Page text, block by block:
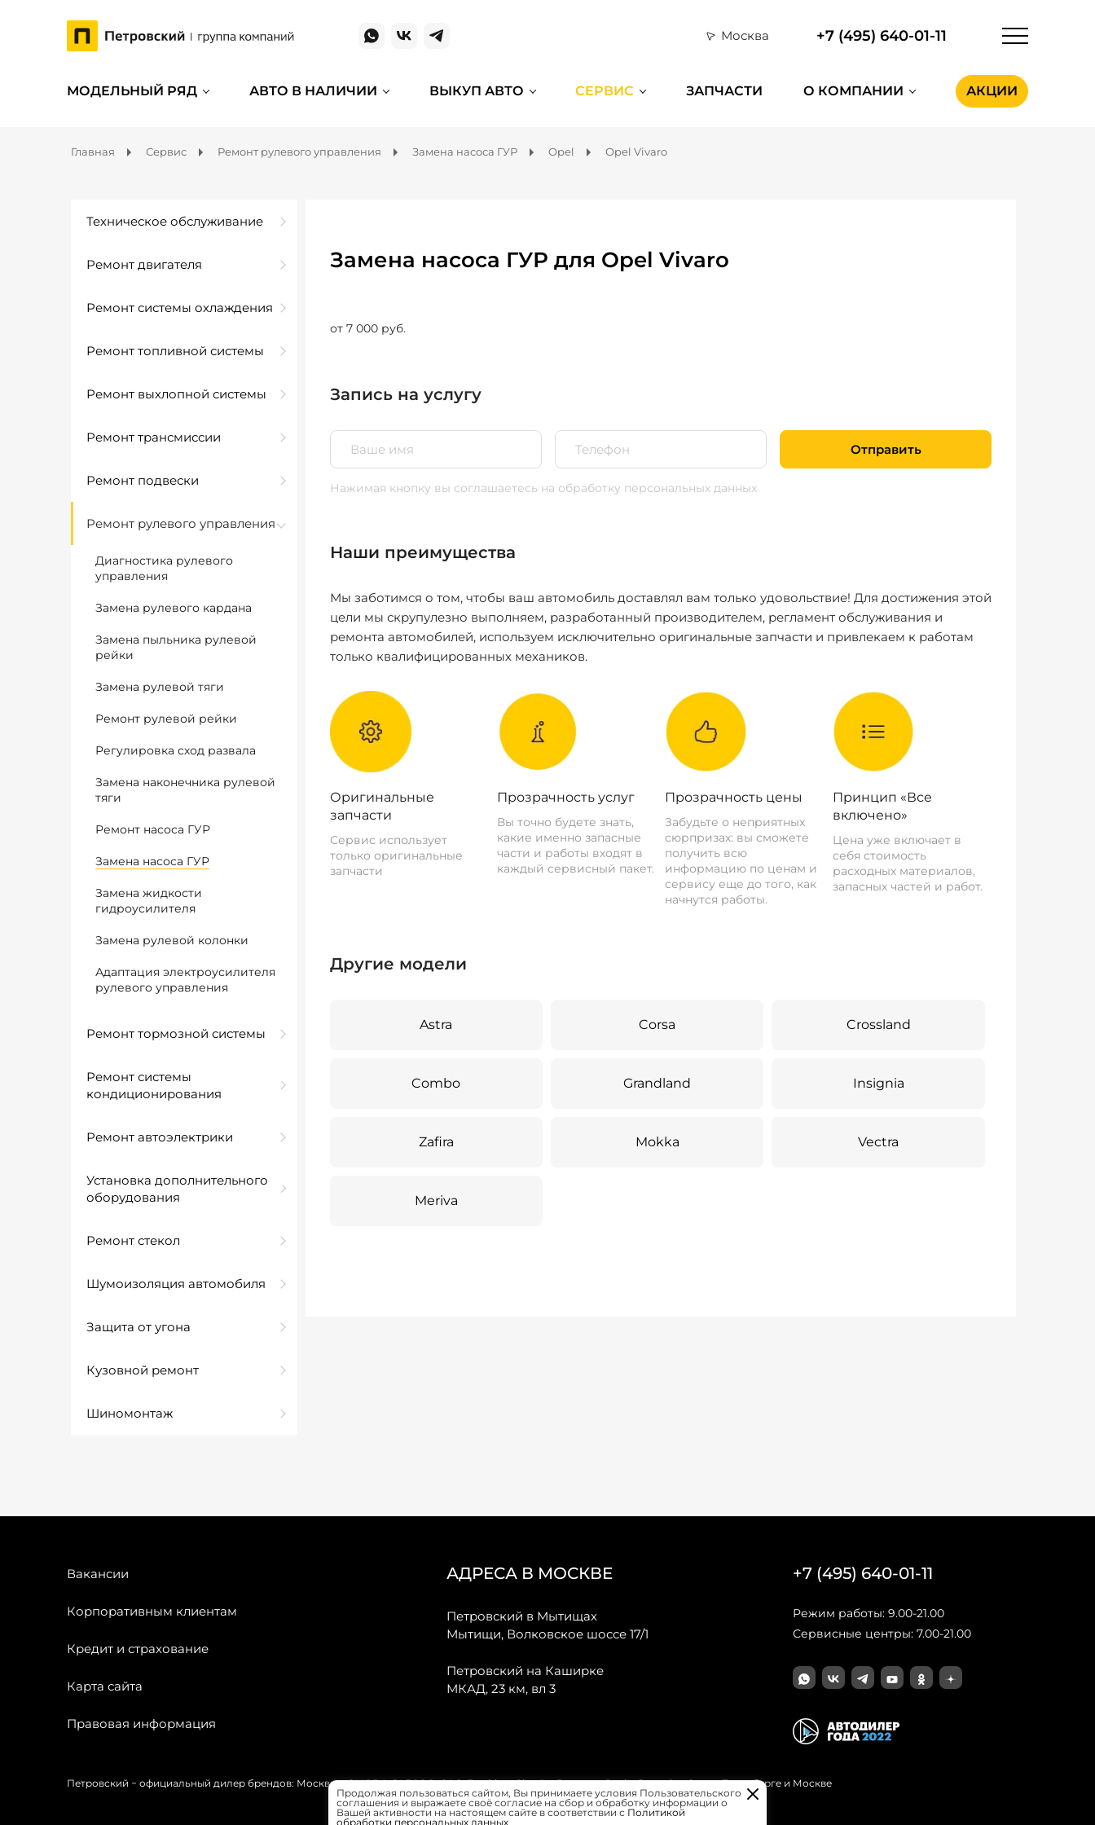
Москва +7 (495) 640-01-11
МОДЕЛЬНЫЙ РЯД АВТО В НАЛИЧИИ ВЫКУП АВТО СЕРВИС ЗАПЧАСТИ О КОМПАНИИ АКЦИИ
Главная Сервис Ремонт рулевого управления Замена насоса ГУР Opel Opel Vivaro
Техническое обслуживание
Ремонт двигателя
Ремонт системы охлаждения
Ремонт топливной системы
Ремонт выхлопной системы
Ремонт трансмиссии
Ремонт подвески
Ремонт рулевого управления
Диагностика рулевого
управления
Замена рулевого кардана
Замена пыльника рулевой
рейки
Замена рулевой тяги
Ремонт рулевой рейки
Регулировка сход развала
Замена наконечника рулевой
тяги
Ремонт насоса ГУР
Замена насоса ГУР
Замена жидкости
гидроусилителя
Замена рулевой колонки
Адаптация электроусилителя
рулевого управления
Ремонт тормозной системы
Ремонт системы
кондиционирования
Ремонт автоэлектрики
Установка дополнительного
оборудования
Ремонт стекол
Шумоизоляция автомобиля
Защита от угона
Кузовной ремонт
Шиномонтаж
Замена насоса ГУР для Opel Vivaro
от 7 000 руб.
Запись на услугу
Отправить
Нажимая кнопку вы соглашаетесь на обработку персональных данных
Наши преимущества
Мы заботимся о том, чтобы ваш автомобиль доставлял вам только удовольствие! Для достижения этой
цели мы скрупулезно выполняем, разработанный производителем, регламент обслуживания и
ремонта автомобилей, используем исключительно оригинальные запчасти и привлекаем к работам
только квалифицированных механиков.
Оригинальные
запчасти
Сервис использует
только оригинальные
запчасти
Прозрачность услуг
Вы точно будете знать,
какие именно запасные
части и работы входят в
каждый сервисный пакет.
Прозрачность цены
Забудьте о неприятных
сюрпризах: вы сможете
получить всю
информацию по ценам и
сервису еще до того, как
начнутся работы.
Принцип «Все
включено»
Цена уже включает в
себя стоимость
расходных материалов,
запасных частей и работ.
Другие модели
Astra Corsa Crossland
Combo Grandland Insignia
Zafira Mokka Vectra
Meriva
Вакансии
Корпоративным клиентам
Кредит и страхование
Карта сайта
Правовая информация
АДРЕСА В МОСКВЕ
Петровский в Мытищах
Мытищи, Волковское шоссе 17/1
Петровский на Каширке
МКАД, 23 км, вл 3
+7 (495) 640-01-11
Режим работы: 9.00-21.00
Сервисные центры: 7.00-21.00
Петровский − официальный дилер брендов: Москвич, OMODA, JAECOO, GAC, Forthing, Citroёn, Peugeot, Opel и Renault в Санкт-Петербурге и Москве
Продолжая пользоваться сайтом, Вы принимаете условия Пользовательского
соглашения и выражаете своё согласие на сбор и обработку информации о
Вашей активности на настоящем сайте в соответствии с Политикой
обработки персональных данных